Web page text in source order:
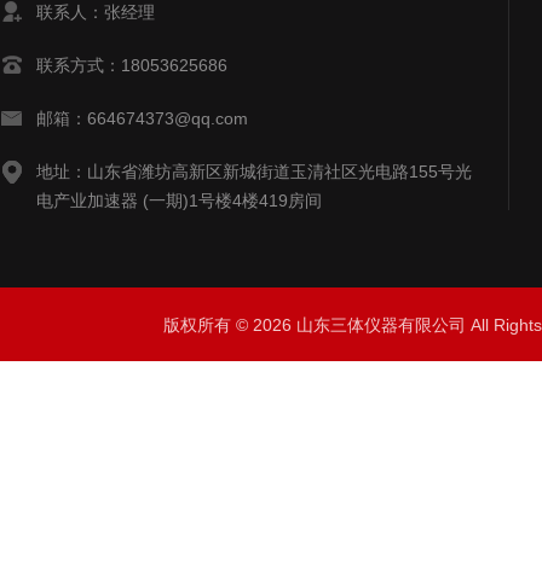
联系人：张经理
联系方式：18053625686
邮箱：664674373@qq.com
地址：山东省潍坊高新区新城街道玉清社区光电路155号光
电产业加速器 (一期)1号楼4楼419房间
版权所有 © 2026 山东三体仪器有限公司 All